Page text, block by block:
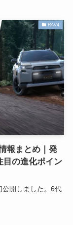
RAV4
報まとめ｜発
目の進化ポイン
公開しました。6代